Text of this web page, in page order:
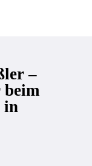
–
beim
in